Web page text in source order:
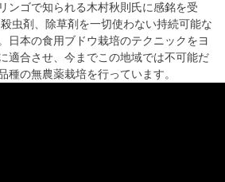
ンゴで知られる木村秋則氏に感銘を受
虫剤、除草剤を一切使わない持続可能な
日本の食用ブドウ栽培のテクニックをヨ
適合させ、今までこの地域では不可能だ
種の無農薬栽培を行っています。